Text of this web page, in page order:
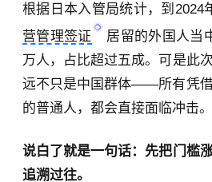
根据日本入管局统计，到2024
营管理签证
居留的外国人当
万人，占比超过五成。可是此
远不只是中国群体——所有凭
的普通人，都会直接面临冲击。
说白了就是一句话：先把门槛
追溯过往。